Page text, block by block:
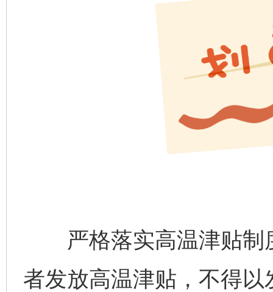
严格落实高温津贴制
者发放高温津贴，不得